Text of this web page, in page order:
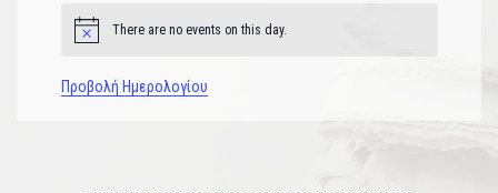
Notice There are no events on this day.
Προβολή Ημερολογίου